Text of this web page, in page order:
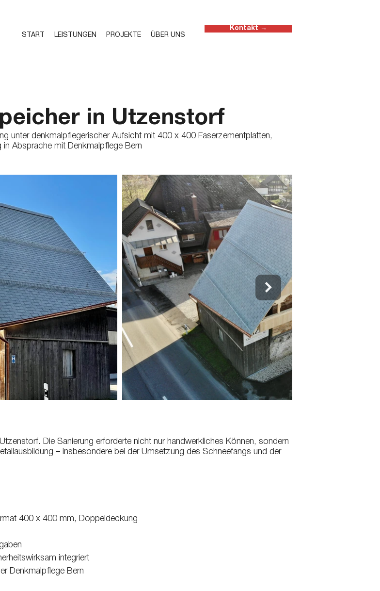
START LEISTUNGEN PROJEKTE ÜBER UNS
Kontakt →
in Utzenstorf
unter denkmalpflegerischer Aufsicht mit 400 x 400 Faserzementplatten,
Absprache mit Denkmalpflege Bern
Die Sanierung erforderte nicht nur handwerkliches Können, sondern
– insbesondere bei der Umsetzung des Schneefangs und der
400 x 400 mm, Doppeldeckung
integriert
Denkmalpflege Bern